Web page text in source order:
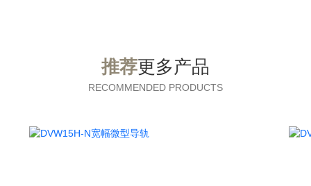
推荐更多产品
RECOMMENDED PRODUCTS